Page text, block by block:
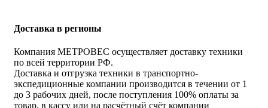
Доставка в регионы
Компания МЕТРОВЕС осуществляет доставку техники
по всей территории РФ.
Доставка и отгрузка техники в транспортно-
экспедиционные компании производится в течении от 1
до 3 рабочих дней, после поступления 100% оплаты за
товар, в кассу или на расчётный счёт компании